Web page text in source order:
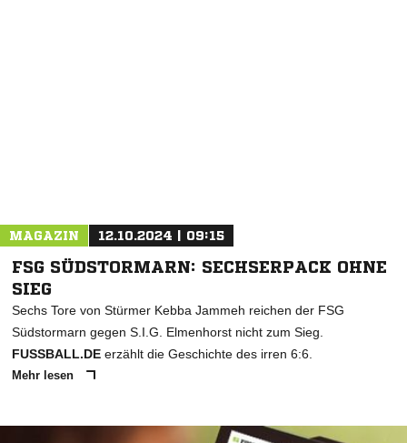
MAGAZIN 12.10.2024 | 09:15
FSG SÜDSTORMARN: SECHSERPACK OHNE
SIEG
Sechs Tore von Stürmer Kebba Jammeh reichen der FSG
Südstormarn gegen S.I.G. Elmenhorst nicht zum Sieg.
FUSSBALL.DE erzählt die Geschichte des irren 6:6.
Mehr lesen